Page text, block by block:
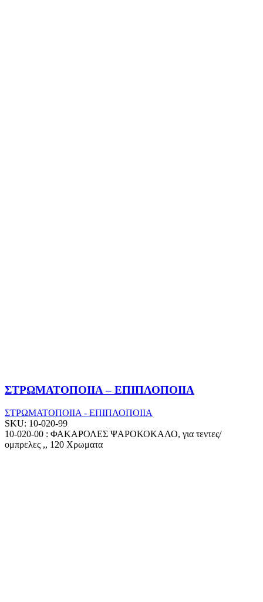
ΣΤΡΩΜΑΤΟΠΟΙΙΑ – ΕΠΙΠΛΟΠΟΙΙΑ
ΣΤΡΩΜΑΤΟΠΟΙΙΑ - ΕΠΙΠΛΟΠΟΙΙΑ
SKU: 10-020-99
10-020-00 : ΦΑΚΑΡΟΛΕΣ ΨΑΡΟΚΟΚΑΛΟ, για τεντες/
ομπρελες ,, 120 Χρωματα